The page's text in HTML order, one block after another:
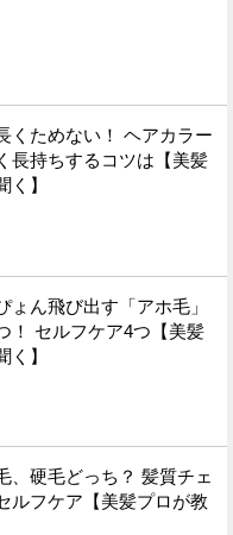
くためない！ ヘアカラー
長持ちするコツは【美髪
く】
ょん飛び出す「アホ毛」
！ セルフケア4つ【美髪
く】
、硬毛どっち？ 髪質チェ
ルフケア【美髪プロが教